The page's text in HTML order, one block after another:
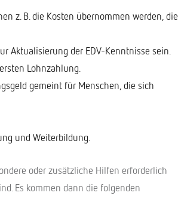
z. B. die Kosten übernommen werden, die
Aktualisierung der EDV-Kenntnisse sein.
Lohnzahlung.
gemeint für Menschen, die sich
und Weiterbildung.
oder zusätzliche Hilfen erforderlich
Es kommen dann die folgenden